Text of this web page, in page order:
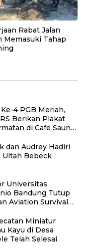
Rabat Jalan
Memasuki Tahap
4 PGB Meriah,
Berikan Plakat
di Cafe Saung
dan Audrey Hadiri
Ultah Bebeck
Universitas
Bandung Tutup
Aviation Survival
Miniatur
Kayu di Desa
Telah Selesai